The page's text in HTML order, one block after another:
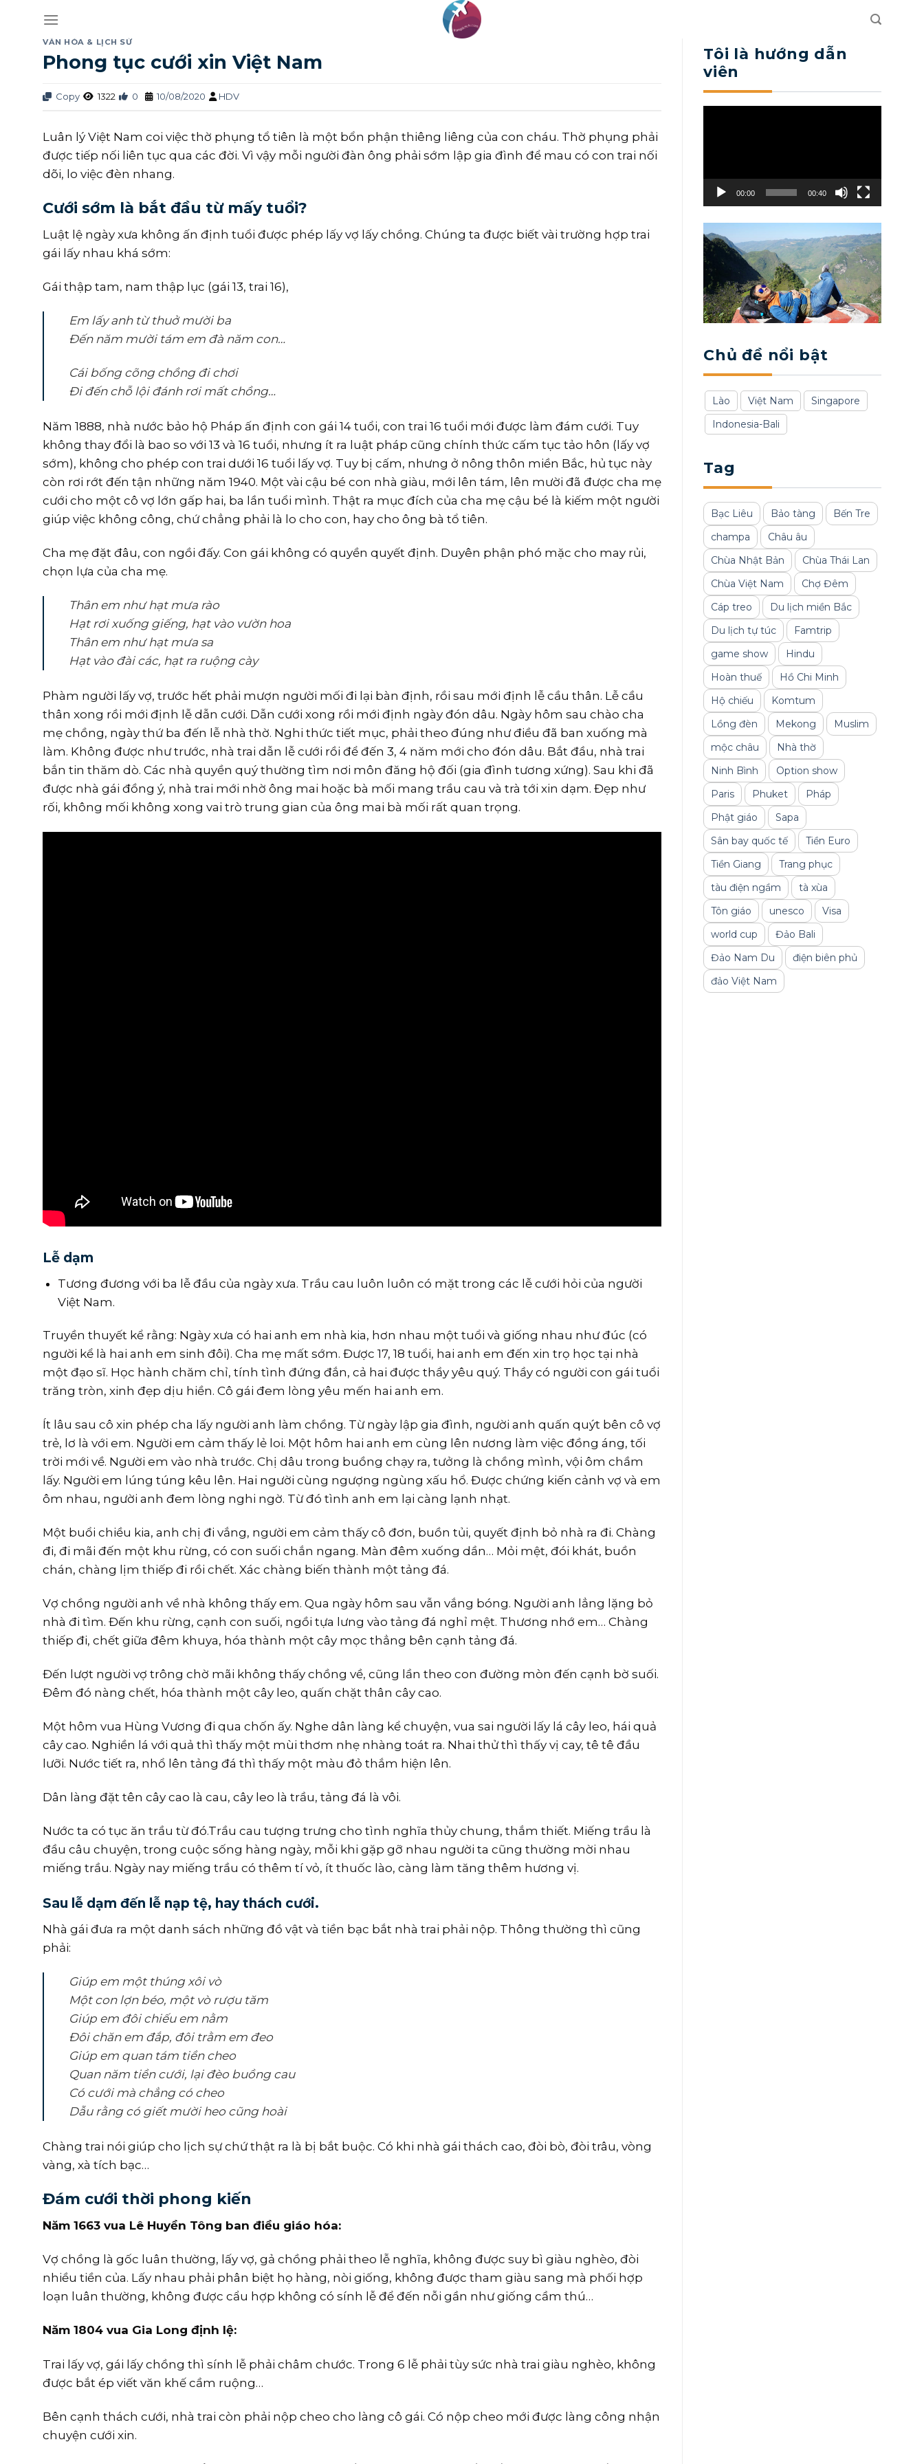
contentVĂN HÓA & LỊCH SỬ
Phong tục cưới xin Việt Nam
Copy 1322 0 10/08/2020 HDV
Luân lý Việt Nam coi việc thờ phụng tổ tiên là một bổn phận thiêng liêng của con cháu. Thờ phụng phải
được tiếp nối liên tục qua các đời. Vì vậy mỗi người đàn ông phải sớm lập gia đình để mau có con trai nối
dõi, lo việc đèn nhang.
Cưới sớm là bắt đầu từ mấy tuổi?
Luật lệ ngày xưa không ấn định tuổi được phép lấy vợ lấy chồng. Chúng ta được biết vài trường hợp trai
gái lấy nhau khá sớm:
Gái thập tam, nam thập lục (gái 13, trai 16),
Em lấy anh từ thuở mười ba
Đến năm mười tám em đà năm con…
Cái bống cõng chồng đi chơi
Đi đến chỗ lội đánh rơi mất chồng…
Năm 1888, nhà nước bảo hộ Pháp ấn định con gái 14 tuổi, con trai 16 tuổi mới được làm đám cưới. Tuy
không thay đổi là bao so với 13 và 16 tuổi, nhưng ít ra luật pháp cũng chính thức cấm tục tảo hôn (lấy vợ
sớm), không cho phép con trai dưới 16 tuổi lấy vợ. Tuy bị cấm, nhưng ở nông thôn miền Bắc, hủ tục này
còn rơi rớt đến tận những năm 1940. Một vài cậu bé con nhà giàu, mới lên tám, lên mười đã được cha mẹ
cưới cho một cô vợ lớn gấp hai, ba lần tuổi mình. Thật ra mục đích của cha mẹ cậu bé là kiếm một người
giúp việc không công, chứ chẳng phải là lo cho con, hay cho ông bà tổ tiên.
Cha mẹ đặt đâu, con ngồi đấy. Con gái không có quyền quyết định. Duyên phận phó mặc cho may rủi,
chọn lựa của cha mẹ.
Thân em như hạt mưa rào
Hạt rơi xuống giếng, hạt vào vườn hoa
Thân em như hạt mưa sa
Hạt vào đài các, hạt ra ruộng cày
Phàm người lấy vợ, trước hết phải mượn người mối đi lại bàn định, rồi sau mới định lễ cầu thân. Lễ cầu
thân xong rồi mới định lễ dẫn cưới. Dẫn cưới xong rồi mới định ngày đón dâu. Ngày hôm sau chào cha
mẹ chồng, ngày thứ ba đến lễ nhà thờ. Nghi thức tiết mục, phải theo đúng như điều đã ban xuống mà
làm. Không được như trước, nhà trai dẫn lễ cưới rồi để đến 3, 4 năm mới cho đón dâu. Bắt đầu, nhà trai
bắn tin thăm dò. Các nhà quyền quý thường tìm nơi môn đăng hộ đối (gia đình tương xứng). Sau khi đã
được nhà gái đồng ý, nhà trai mới nhờ ông mai hoặc bà mối mang trầu cau và trà tới xin dạm. Đẹp như
rối, không mối không xong vai trò trung gian của ông mai bà mối rất quan trọng.
Lễ dạm
Tương đương với ba lễ đầu của ngày xưa. Trầu cau luôn luôn có mặt trong các lễ cưới hỏi của người
Việt Nam.
Truyền thuyết kể rằng: Ngày xưa có hai anh em nhà kia, hơn nhau một tuổi và giống nhau như đúc (có
người kể là hai anh em sinh đôi). Cha mẹ mất sớm. Được 17, 18 tuổi, hai anh em đến xin trọ học tại nhà
một đạo sĩ. Học hành chăm chỉ, tính tình đứng đắn, cả hai được thầy yêu quý. Thầy có người con gái tuổi
trăng tròn, xinh đẹp dịu hiền. Cô gái đem lòng yêu mến hai anh em.
Ít lâu sau cô xin phép cha lấy người anh làm chồng. Từ ngày lập gia đình, người anh quấn quýt bên cô vợ
trẻ, lơ là với em. Người em cảm thấy lẻ loi. Một hôm hai anh em cùng lên nương làm việc đồng áng, tối
trời mới về. Người em vào nhà trước. Chị dâu trong buồng chạy ra, tưởng là chồng mình, vội ôm chầm
lấy. Người em lúng túng kêu lên. Hai người cùng ngượng ngùng xấu hổ. Được chứng kiến cảnh vợ và em
ôm nhau, người anh đem lòng nghi ngờ. Từ đó tình anh em lại càng lạnh nhạt.
Một buổi chiều kia, anh chị đi vắng, người em cảm thấy cô đơn, buồn tủi, quyết định bỏ nhà ra đi. Chàng
đi, đi mãi đến một khu rừng, có con suối chắn ngang. Màn đêm xuống dần… Mỏi mệt, đói khát, buồn
chán, chàng lịm thiếp đi rồi chết. Xác chàng biến thành một tảng đá.
Vợ chồng người anh về nhà không thấy em. Qua ngày hôm sau vẫn vắng bóng. Người anh lẳng lặng bỏ
nhà đi tìm. Đến khu rừng, cạnh con suối, ngồi tựa lưng vào tảng đá nghỉ mệt. Thương nhớ em… Chàng
thiếp đi, chết giữa đêm khuya, hóa thành một cây mọc thẳng bên cạnh tảng đá.
Đến lượt người vợ trông chờ mãi không thấy chồng về, cũng lần theo con đường mòn đến cạnh bờ suối.
Đêm đó nàng chết, hóa thành một cây leo, quấn chặt thân cây cao.
Một hôm vua Hùng Vương đi qua chốn ấy. Nghe dân làng kể chuyện, vua sai người lấy lá cây leo, hái quả
cây cao. Nghiền lá với quả thì thấy một mùi thơm nhẹ nhàng toát ra. Nhai thử thì thấy vị cay, tê tê đầu
lưỡi. Nước tiết ra, nhổ lên tảng đá thì thấy một màu đỏ thắm hiện lên.
Dân làng đặt tên cây cao là cau, cây leo là trầu, tảng đá là vôi.
Nước ta có tục ăn trầu từ đó.Trầu cau tượng trưng cho tình nghĩa thủy chung, thắm thiết. Miếng trầu là
đầu câu chuyện, trong cuộc sống hàng ngày, mỗi khi gặp gỡ nhau người ta cũng thường mời nhau
miếng trầu. Ngày nay miếng trầu có thêm tí vỏ, ít thuốc lào, càng làm tăng thêm hương vị.
Sau lễ dạm đến lễ nạp tệ, hay thách cưới.
Nhà gái đưa ra một danh sách những đồ vật và tiền bạc bắt nhà trai phải nộp. Thông thường thì cũng
phải:
Giúp em một thúng xôi vò
Một con lợn béo, một vò rượu tăm
Giúp em đôi chiếu em nằm
Đôi chăn em đắp, đôi trằm em đeo
Giúp em quan tám tiền cheo
Quan năm tiền cưới, lại đèo buồng cau
Có cưới mà chẳng có cheo
Dẫu rằng có giết mười heo cũng hoài
Chàng trai nói giúp cho lịch sự chứ thật ra là bị bắt buộc. Có khi nhà gái thách cao, đòi bò, đòi trâu, vòng
vàng, xà tích bạc…
Đám cưới thời phong kiến
Năm 1663 vua Lê Huyền Tông ban điều giáo hóa:
Vợ chồng là gốc luân thường, lấy vợ, gả chồng phải theo lễ nghĩa, không được suy bì giàu nghèo, đòi
nhiều tiền của. Lấy nhau phải phân biệt họ hàng, nòi giống, không được tham giàu sang mà phối hợp
loạn luân thường, không được cẩu hợp không có sính lễ để đến nỗi gần như giống cầm thú…
Năm 1804 vua Gia Long định lệ:
Trai lấy vợ, gái lấy chồng thì sính lễ phải châm chước. Trong 6 lễ phải tùy sức nhà trai giàu nghèo, không
được bắt ép viết văn khế cầm ruộng…
Bên cạnh thách cưới, nhà trai còn phải nộp cheo cho làng cô gái. Có nộp cheo mới được làng công nhận
chuyện cưới xin.
Tôi là hướng dẫn
viên
00:00 00:40
Chủ đề nổi bật
Lào Việt Nam
Singapore
Indonesia-Bali
Tag
Bạc Liêu Bảo tàng
Bến Tre
champa
Châu âu
Chùa Nhật Bản
Chùa Thái Lan
Chùa Việt Nam
Chợ Đêm
Cáp treo
Du lịch miền Bắc
Du lịch tự túc
Famtrip
game show
Hindu
Hoàn thuế
Hồ Chi Minh
Hộ chiếu
Komtum
Lồng đèn
Mekong
Muslim
mộc châu
Nhà thờ
Ninh Bình
Option show
Paris
Phuket
Pháp
Phật giáo
Sapa
Sân bay quốc tế
Tiền Euro
Tiền Giang
Trang phục
tàu điện ngầm
tà xùa
Tôn giáo
unesco
Visa
world cup
Đảo Bali
Đảo Nam Du
điện biên phủ
đảo Việt Nam